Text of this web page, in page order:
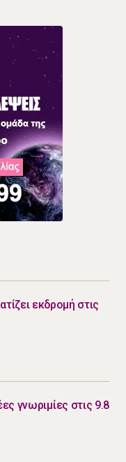
εκδρομή στις
γνωριμίες στις 9.8